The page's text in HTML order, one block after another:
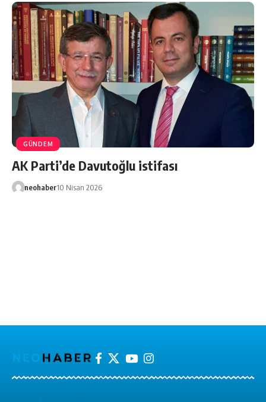
GÜNDEM
AK Parti’de Davutoğlu istifası
neohaber10 Nisan 2026